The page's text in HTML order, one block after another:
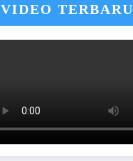
VIDEO TERBARU